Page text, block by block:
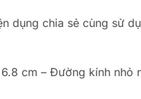
dụng chia sẻ cùng sử
cm – Đường kính nhỏ